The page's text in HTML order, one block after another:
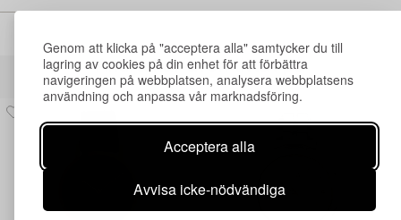
Genom att klicka på "acceptera alla" samtycker du till
lagring av cookies på din enhet för att förbättra
navigeringen på webbplatsen, analysera webbplatsens
användning och anpassa vår marknadsföring.
Acceptera alla
Avvisa icke-nödvändiga
Andra har även tittat på